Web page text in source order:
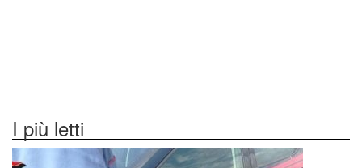
I più letti